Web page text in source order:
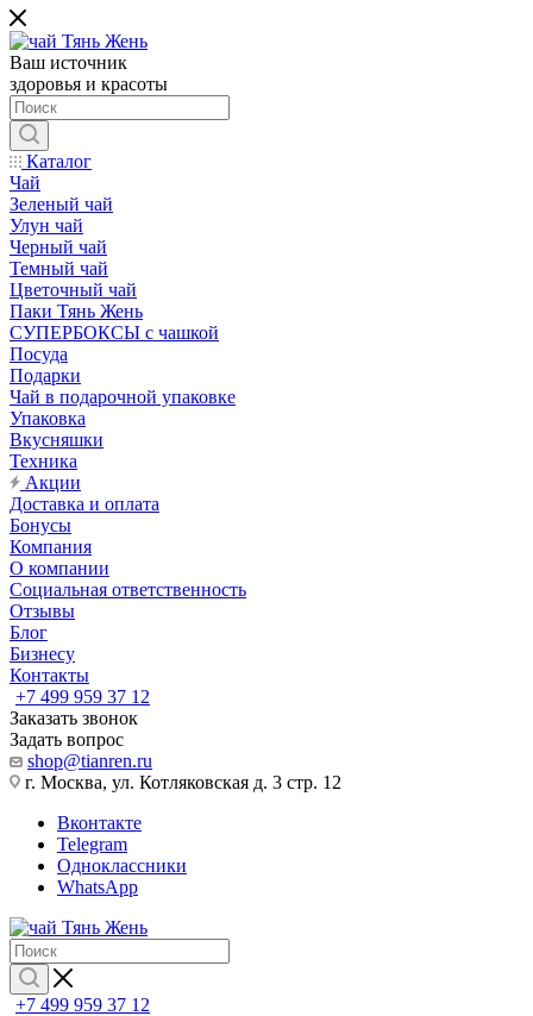
Ваш источник
здоровья и красоты
Каталог
Чай
Зеленый чай
Улун чай
Черный чай
Темный чай
Цветочный чай
Паки Тянь Жень
СУПЕРБОКСЫ с чашкой
Посуда
Подарки
Чай в подарочной упаковке
Упаковка
Вкусняшки
Техника
Акции
Доставка и оплата
Бонусы
Компания
О компании
Социальная ответственность
Отзывы
Блог
Бизнесу
Контакты
+7 499 959 37 12
Заказать звонок
Задать вопрос
shop@tianren.ru
г. Москва, ул. Котляковская д. 3 стр. 12
Вконтакте
Telegram
Одноклассники
WhatsApp
+7 499 959 37 12